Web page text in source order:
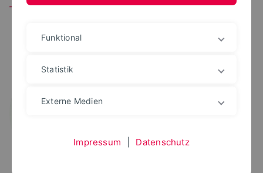
Team
Funktional
Statistik
Externe Medien
Impressum Datenschutz